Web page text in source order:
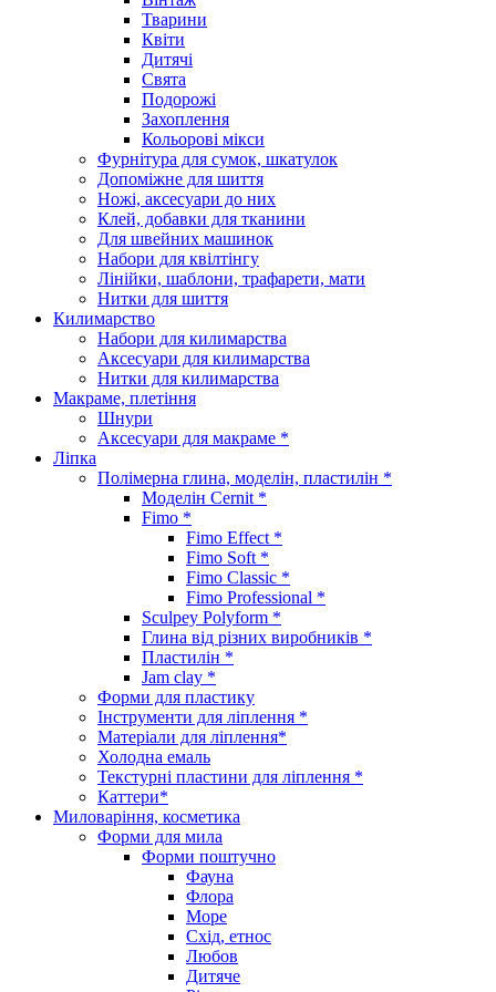
Тварини
Квіти
Дитячі
Свята
Подорожі
Захоплення
Кольорові мікси
Фурнітура для сумок, шкатулок
Допоміжне для шиття
Ножі, аксесуари до них
Клей, добавки для тканини
Для швейних машинок
Набори для квілтінгу
Лінійки, шаблони, трафарети, мати
Нитки для шиття
Килимарство
Набори для килимарства
Аксесуари для килимарства
Нитки для килимарства
Макраме, плетіння
Шнури
Аксесуари для макраме *
Ліпка
Полімерна глина, моделін, пластилін *
Моделін Cernit *
Fimo *
Fimo Effect *
Fimo Soft *
Fimo Classic *
Fimo Professional *
Sculpey Polyform *
Глина від різних виробників *
Пластилін *
Jam clay *
Форми для пластику
Інструменти для ліплення *
Матеріали для ліплення*
Холодна емаль
Текстурні пластини для ліплення *
Каттери*
Миловаріння, косметика
Форми для мила
Форми поштучно
Фауна
Флора
Море
Схід, етнос
Любов
Дитяче